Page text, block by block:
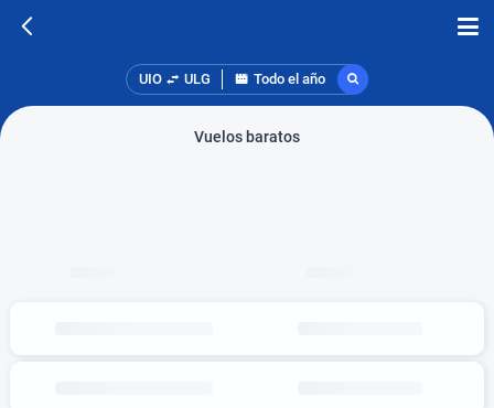
UIO ULG Todo el año
Vuelos baratos